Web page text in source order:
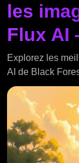
les
Flux AI
Explorez les
AI de Black